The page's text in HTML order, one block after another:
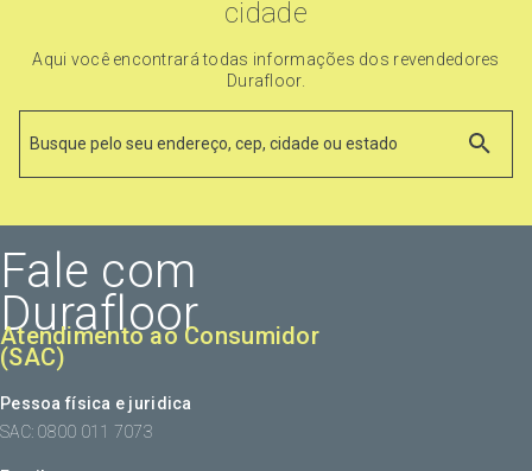
cidade
Aqui você encontrará todas informações dos revendedores
Durafloor.
Fale com
Durafloor
Atendimento ao Consumidor
(SAC)
Pessoa física e juridica
SAC: 0800 011 7073